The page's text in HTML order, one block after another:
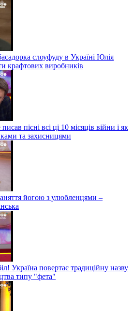
слоуфуду в Україні Юлія
крафтових виробників
пісні всі ці 10 місяців війни і як
та захисницями
йогою з улюбленцями –
Україна повертає традиційну назву
типу "фета"